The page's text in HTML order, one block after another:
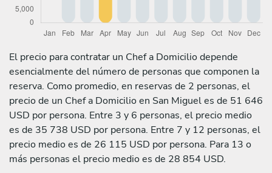
El precio para contratar un Chef a Domicilio depende
esencialmente del número de personas que componen la
reserva. Como promedio, en reservas de 2 personas, el
precio de un Chef a Domicilio en San Miguel es de 51 646
USD por persona. Entre 3 y 6 personas, el precio medio
es de 35 738 USD por persona. Entre 7 y 12 personas, el
precio medio es de 26 115 USD por persona. Para 13 o
más personas el precio medio es de 28 854 USD.